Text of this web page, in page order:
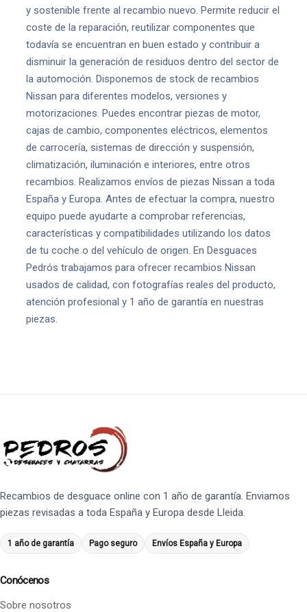
y sostenible frente al recambio nuevo. Permite reducir el
coste de la reparación, reutilizar componentes que
todavía se encuentran en buen estado y contribuir a
disminuir la generación de residuos dentro del sector de
la automoción. Disponemos de stock de recambios
Nissan para diferentes modelos, versiones y
motorizaciones. Puedes encontrar piezas de motor,
cajas de cambio, componentes eléctricos, elementos
de carrocería, sistemas de dirección y suspensión,
climatización, iluminación e interiores, entre otros
recambios. Realizamos envíos de piezas Nissan a toda
España y Europa. Antes de efectuar la compra, nuestro
equipo puede ayudarte a comprobar referencias,
características y compatibilidades utilizando los datos
de tu coche o del vehículo de origen. En Desguaces
Pedrós trabajamos para ofrecer recambios Nissan
usados de calidad, con fotografías reales del producto,
atención profesional y 1 año de garantía en nuestras
piezas.
Recambios de desguace online con 1 año de garantía. Enviamos
piezas revisadas a toda España y Europa desde Lleida.
1 año de garantía Pago seguro Envíos España y Europa
Conócenos
Sobre nosotros